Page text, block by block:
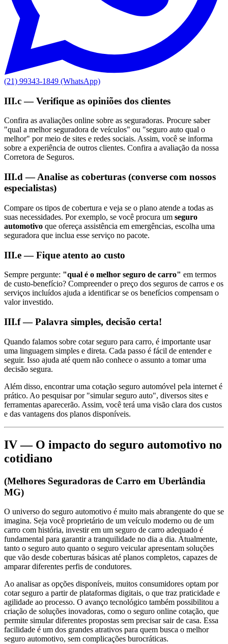
(21) 99343-1849 (WhatsApp)
III.c — Verifique as opiniões dos clientes
Confira as avaliações online sobre as seguradoras. Procure saber
"qual a melhor seguradora de veículos" ou "seguro auto qual o
melhor" por meio de sites e redes sociais. Assim, você se informa
sobre a experiência de outros clientes. Confira a avaliação da nossa
Corretora de Seguros.
III.d — Analise as coberturas (converse com nossos
especialistas)
Compare os tipos de cobertura e veja se o plano atende a todas as
suas necessidades. Por exemplo, se você procura um seguro
automotivo que ofereça assistência em emergências, escolha uma
seguradora que inclua esse serviço no pacote.
III.e — Fique atento ao custo
Sempre pergunte: "qual é o melhor seguro de carro" em termos
de custo-benefício? Compreender o preço dos seguros de carros e os
serviços incluídos ajuda a identificar se os benefícios compensam o
valor investido.
III.f — Palavra simples, decisão certa!
Quando falamos sobre cotar seguro para carro, é importante usar
uma linguagem simples e direta. Cada passo é fácil de entender e
seguir. Isso ajuda até quem não conhece o assunto a tomar uma
decisão segura.
Além disso, encontrar uma cotação seguro automóvel pela internet é
prático. Ao pesquisar por "simular seguro auto", diversos sites e
ferramentas aparecerão. Assim, você terá uma visão clara dos custos
e das vantagens dos planos disponíveis.
IV — O impacto do seguro automotivo no
cotidiano
(Melhores Seguradoras de Carro em Uberlândia
MG)
O universo do seguro automotivo é muito mais abrangente do que se
imagina. Seja você proprietário de um veículo moderno ou de um
carro com história, investir em um seguro de carro adequado é
fundamental para garantir a tranquilidade no dia a dia. Atualmente,
tanto o seguro auto quanto o seguro veicular apresentam soluções
que vão desde coberturas básicas até planos completos, capazes de
amparar diferentes perfis de condutores.
Ao analisar as opções disponíveis, muitos consumidores optam por
cotar seguro a partir de plataformas digitais, o que traz praticidade e
agilidade ao processo. O avanço tecnológico também possibilitou a
criação de soluções inovadoras, como o seguro online cotação, que
permite simular diferentes propostas sem precisar sair de casa. Essa
facilidade é um dos grandes atrativos para quem busca o melhor
seguro automotivo, sem complicações burocráticas.